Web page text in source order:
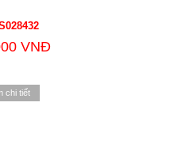
VNĐ
chi tiết